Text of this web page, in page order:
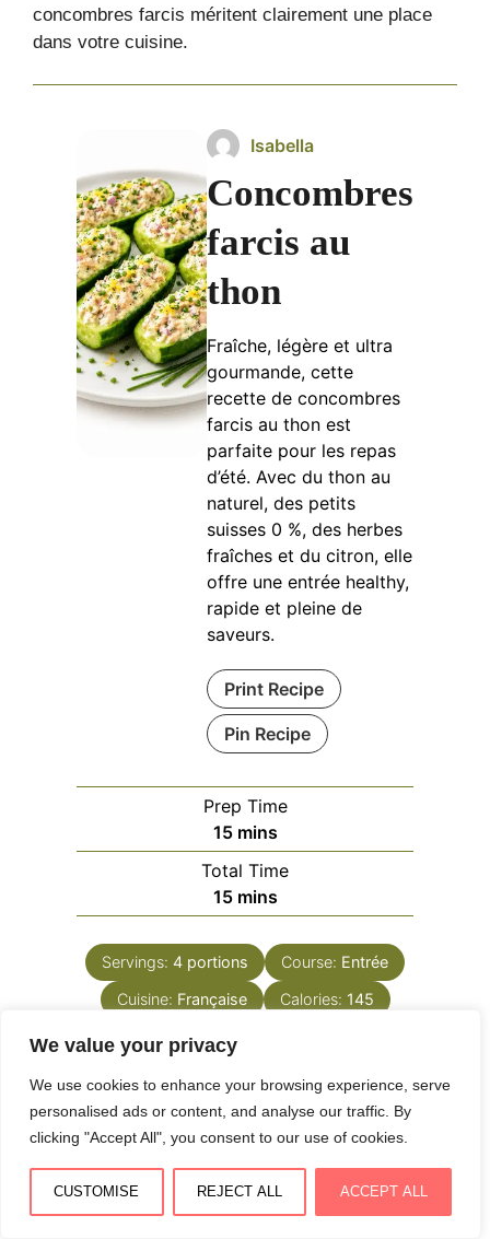
We value your privacy
We use cookies to enhance your browsing experience, serve
personalised ads or content, and analyse our traffic. By
clicking "Accept All", you consent to our use of cookies.
CUSTOMISE REJECT ALL ACCEPT ALL
concombres farcis méritent clairement une place
dans votre cuisine.
Isabella
Concombres
farcis au
thon
Fraîche, légère et ultra
gourmande, cette
recette de concombres
farcis au thon est
parfaite pour les repas
d’été. Avec du thon au
naturel, des petits
suisses 0 %, des herbes
fraîches et du citron, elle
offre une entrée healthy,
rapide et pleine de
saveurs.
Print Recipe
Pin Recipe
Prep Time
15minutes
mins
Total Time
15minutes
mins
Servings: 4 portions Course: Entrée
Cuisine: Française Calories: 145